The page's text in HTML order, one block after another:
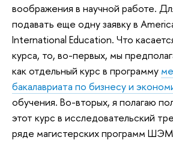
воображения в научной работе.
подавать еще одну заявку в
International Education. Что
курса, то, во-первых, мы
как отдельный курс в программу
бакалавриата по бизнесу и
обучения. Во-вторых, я полагаю
этот курс в исследовательский
ряде магистерских программ